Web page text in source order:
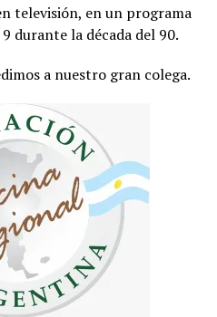
televisión, en un programa
durante la década del 90.
a nuestro gran colega.